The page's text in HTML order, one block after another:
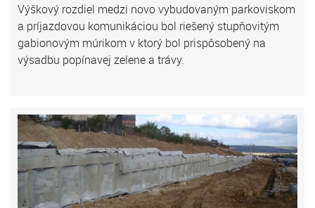
Výškový rozdiel medzi novo vybudovaným parkoviskom
a príjazdovou komunikáciou bol riešený stupňovitým
gabionovým múrikom v ktorý bol prispôsobený na
výsadbu popínavej zelene a trávy.